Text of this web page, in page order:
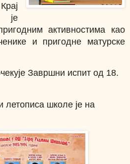
је
активностима као
и пригодне матурске
Завршни испит од 18.
школе је на